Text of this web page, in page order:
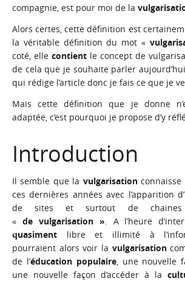
compagnie, est pour moi de la
Alors certes, cette définition est
la véritable définition du mot «
coté, elle contient le concept de
de cela que je souhaite parler
qui rédige l’article donc je fais ce que je
Mais cette définition que je donne
adaptée, c’est pourquoi je propose d’y
Introduction
Il semble que la vulgarisationconnaisse
ces dernières années avec l’apparition
de sites et surtout de chaines
« de vulgarisation ». A l’heure
quasiment libre et illimité à
pourraient alors voir la vulgarisation
de l’éducation populaire, une nouvelle
une nouvelle façon d’accéder à la